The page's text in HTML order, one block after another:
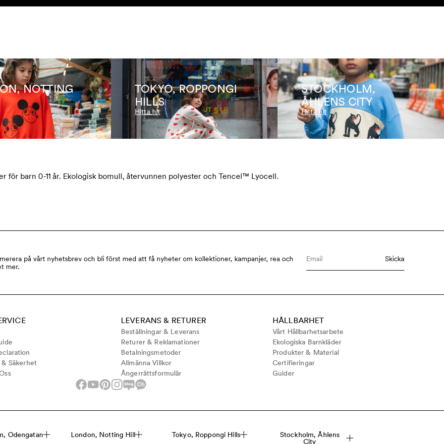
NOTTING
TOKYO, ROPPONGI
HILLS
Hitta hit
STOCKHOLM,
ÅHLENS CITY
Hitta hit
för barn 0-11 år. Ekologisk bomull, återvunnen polyester och Tencel™ Lyocell.
på vårt nyhetsbrev och bli först med att få nyheter om kollektioner, kampanjer, rea och
mer.
Skicka
Säkerhet
LEVERANS & RETURER
Beställningar & Leverans
Returer & Reklamationer
Betalningsmetoder
Allmänna Villkor
Ångerrättsformulär
HÅLLBARHET
Vårt Hållbarhetsarbete
Ekologiska Barnkläder
Produkter & Material
Certifieringar
Guider
Odengatan London, Notting Hill Tokyo, Roppongi Hills
Stockholm, Åhlens
City